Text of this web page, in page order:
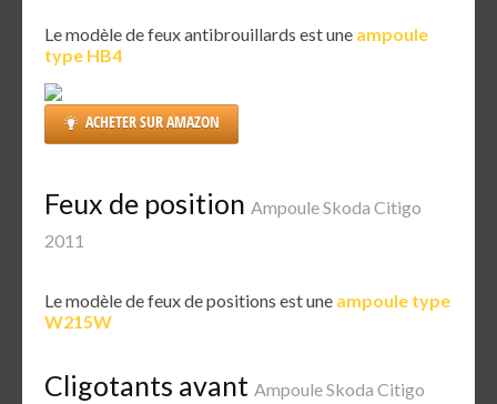
Le modèle de feux antibrouillards est une ampoule
type HB4
ACHETER SUR AMAZON
Feux de position Ampoule Skoda Citigo
2011
Le modèle de feux de positions est une ampoule type
W215W
Cligotants avant Ampoule Skoda Citigo